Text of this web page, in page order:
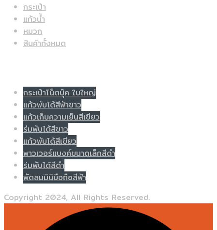
กระเป๋า
แก้วน้ำ
หมวก
สินค้าทั้งหมด
กระเป๋าโน็ตบุ๊ค ใบใหญ่
แก้วพับได้สีฟ้าขาว
แก้วเก็บความเย็นสีเขียว
ร่มพับได้สีขาว
แก้วพับได้สีเขียว
พาวเวอร์แบงค์ขนาดเล็กสีดำ
ร่มพับได้สีดำ
พัดลมมินิมือถือสีฟ้า
Copyright 2024, All Rights Reserved.